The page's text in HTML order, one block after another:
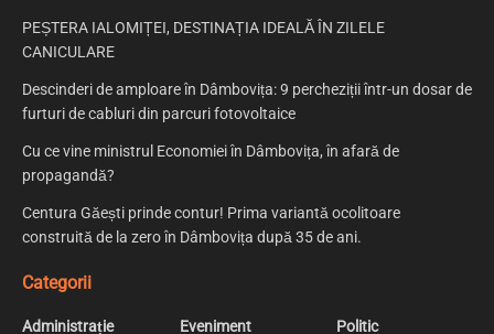
PEȘTERA IALOMIȚEI, DESTINAȚIA IDEALĂ ÎN ZILELE
CANICULARE
Descinderi de amploare în Dâmbovița: 9 percheziții într-un dosar de
furturi de cabluri din parcuri fotovoltaice
Cu ce vine ministrul Economiei în Dâmbovița, în afară de
propagandă?
Centura Găești prinde contur! Prima variantă ocolitoare
construită de la zero în Dâmbovița după 35 de ani.
Categorii
Administrație Eveniment Politic